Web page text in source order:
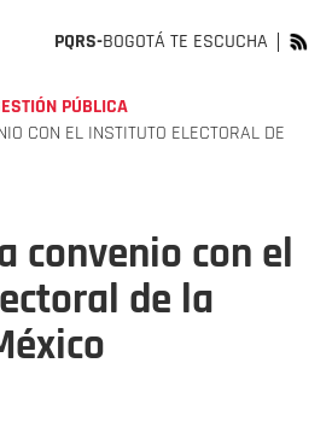
PQRS-BOGOTÁ TE ESCUCHA
PÚBLICA
CON EL INSTITUTO ELECTORAL DE
convenio con el
de la